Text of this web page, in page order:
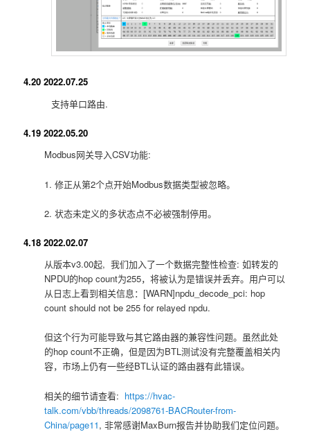
4.20 2022.07.25
支持单口路由.
4.19 2022.05.20
Modbus网关导入CSV功能:
1. 修正从第2个点开始Modbus数据类型被忽略。
2. 状态未定义的多状态点不必被强制停用。
4.18 2022.02.07
从版本v3.00起, 我们加入了一个数据完整性检查: 如转发的
NPDU的hop count为255，将被认为是错误并丢弃。用户可以
从日志上看到相关信息：[WARN]npdu_decode_pci: hop
count should not be 255 for relayed npdu.
但这个行为可能导致与其它路由器的兼容性问题。虽然此处
的hop count不正确，但是因为BTL测试没有完整覆盖相关内
容，市场上仍有一些经BTL认证的路由器有此错误。
相关的细节请查看: https://hvac-
talk.com/vbb/threads/2098761-BACRouter-from-
China/page11, 非常感谢MaxBurn报告并协助我们定位问题。